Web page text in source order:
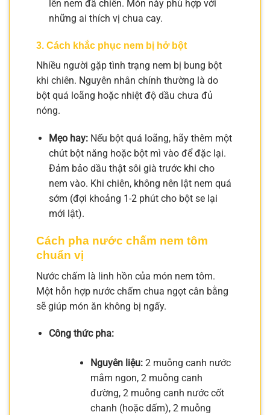
lên nem đã chiên. Món này phù hợp với
những ai thích vị chua cay.
3. Cách khắc phục nem bị hở bột
Nhiều người gặp tình trạng nem bị bung bột
khi chiên. Nguyên nhân chính thường là do
bột quá loãng hoặc nhiệt độ dầu chưa đủ
nóng.
Mẹo hay:Nếu bột quá loãng, hãy thêm một
chút bột năng hoặc bột mì vào để đặc lại.
Đảm bảo dầu thật sôi già trước khi cho
nem vào. Khi chiên, không nên lật nem quá
sớm (đợi khoảng 1-2 phút cho bột se lại
mới lật).
Cách pha nước chấm nem tôm
chuẩn vị
Nước chấm là linh hồn của món nem tôm.
Một hỗn hợp nước chấm chua ngọt cân bằng
sẽ giúp món ăn không bị ngấy.
Công thức pha:
Nguyên liệu:2 muỗng canh nước
mắm ngon, 2 muỗng canh
đường, 2 muỗng canh nước cốt
chanh (hoặc dấm), 2 muỗng